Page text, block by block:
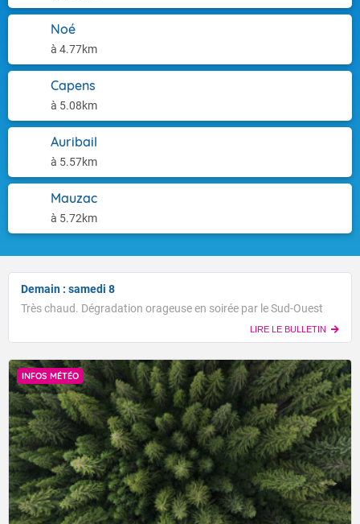
Noé
à 4.77km
Capens
à 5.08km
Auribail
à 5.57km
Mauzac
à 5.72km
Demain : samedi 8
Très chaud. Dégradation orageuse en soirée par le Sud-Ouest
LIRE LE BULLETIN
INFOS MÉTÉO